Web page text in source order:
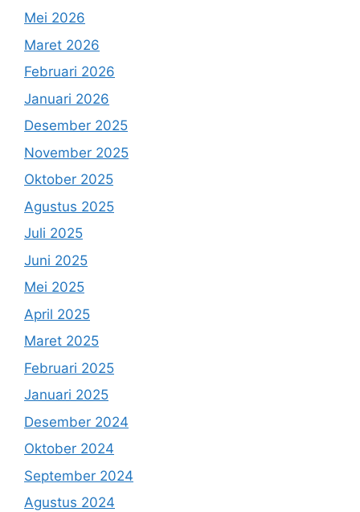
Mei 2026
Maret 2026
Februari 2026
Januari 2026
Desember 2025
November 2025
Oktober 2025
Agustus 2025
Juli 2025
Juni 2025
Mei 2025
April 2025
Maret 2025
Februari 2025
Januari 2025
Desember 2024
Oktober 2024
September 2024
Agustus 2024